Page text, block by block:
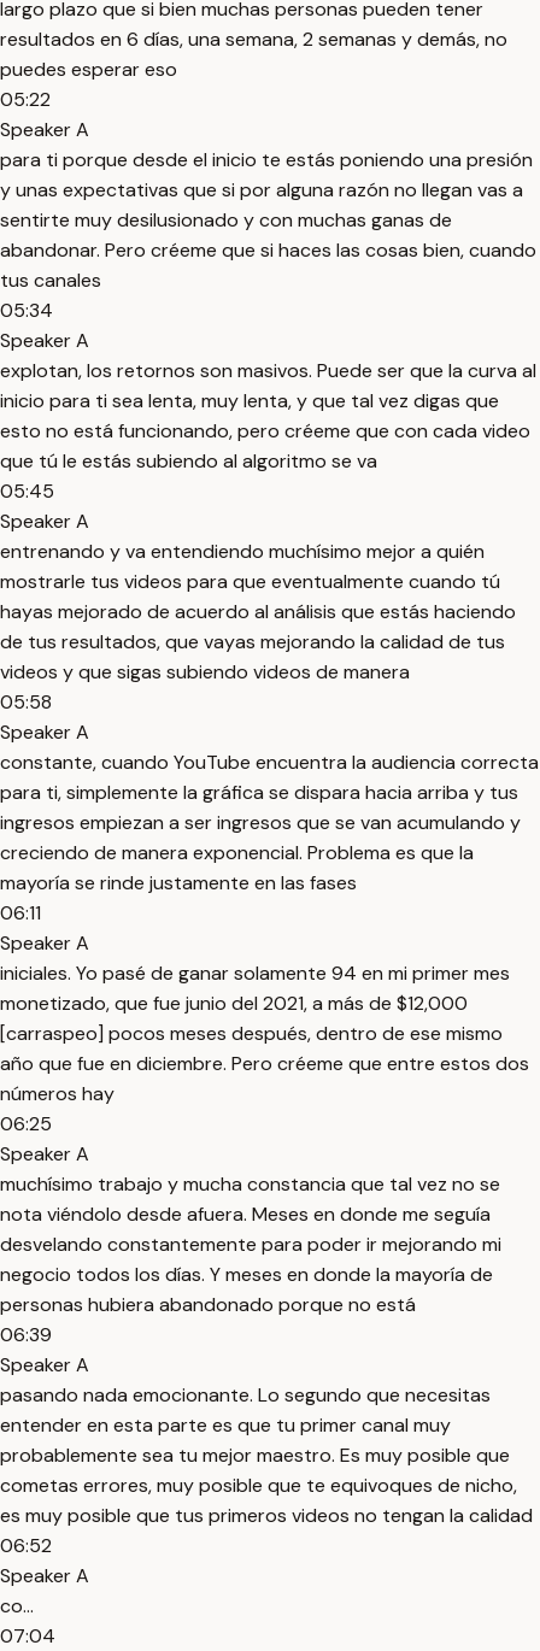
largo plazo que si bien muchas personas pueden tener
resultados en 6 días, una semana, 2 semanas y demás, no
puedes esperar eso
05:22
Speaker A
para ti porque desde el inicio te estás poniendo una presión
y unas expectativas que si por alguna razón no llegan vas a
sentirte muy desilusionado y con muchas ganas de
abandonar. Pero créeme que si haces las cosas bien, cuando
tus canales
05:34
Speaker A
explotan, los retornos son masivos. Puede ser que la curva al
inicio para ti sea lenta, muy lenta, y que tal vez digas que
esto no está funcionando, pero créeme que con cada video
que tú le estás subiendo al algoritmo se va
05:45
Speaker A
entrenando y va entendiendo muchísimo mejor a quién
mostrarle tus videos para que eventualmente cuando tú
hayas mejorado de acuerdo al análisis que estás haciendo
de tus resultados, que vayas mejorando la calidad de tus
videos y que sigas subiendo videos de manera
05:58
Speaker A
constante, cuando YouTube encuentra la audiencia correcta
para ti, simplemente la gráfica se dispara hacia arriba y tus
ingresos empiezan a ser ingresos que se van acumulando y
creciendo de manera exponencial. Problema es que la
mayoría se rinde justamente en las fases
06:11
Speaker A
iniciales. Yo pasé de ganar solamente 94 en mi primer mes
monetizado, que fue junio del 2021, a más de $12,000
[carraspeo] pocos meses después, dentro de ese mismo
año que fue en diciembre. Pero créeme que entre estos dos
números hay
06:25
Speaker A
muchísimo trabajo y mucha constancia que tal vez no se
nota viéndolo desde afuera. Meses en donde me seguía
desvelando constantemente para poder ir mejorando mi
negocio todos los días. Y meses en donde la mayoría de
personas hubiera abandonado porque no está
06:39
Speaker A
pasando nada emocionante. Lo segundo que necesitas
entender en esta parte es que tu primer canal muy
probablemente sea tu mejor maestro. Es muy posible que
cometas errores, muy posible que te equivoques de nicho,
es muy posible que tus primeros videos no tengan la calidad
06:52
Speaker A
co...
07:04